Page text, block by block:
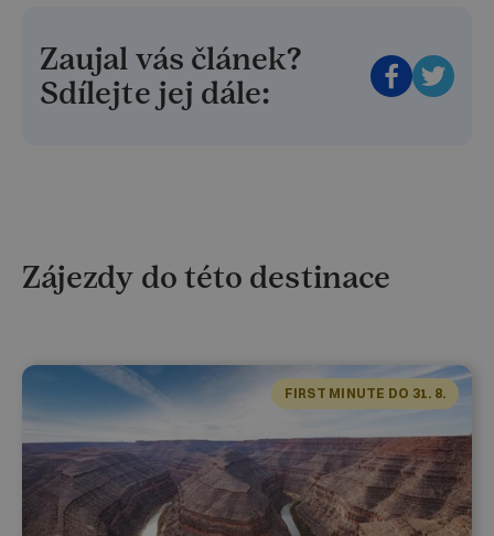
Zaujal vás článek?
Sdílejte jej dále:
Zájezdy do této destinace
FIRST MINUTE DO 31. 8.